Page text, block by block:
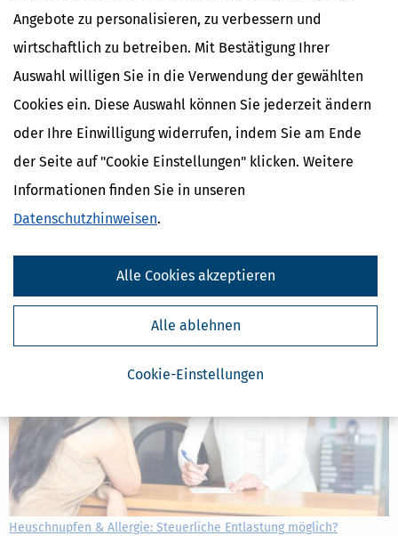
Angebote zu personalisieren, zu verbessern und
wirtschaftlich zu betreiben. Mit Bestätigung Ihrer
Auswahl willigen Sie in die Verwendung der gewählten
Cookies ein. Diese Auswahl können Sie jederzeit ändern
oder Ihre Einwilligung widerrufen, indem Sie am Ende
der Seite auf "Cookie Einstellungen" klicken. Weitere
Informationen finden Sie in unseren
Datenschutzhinweisen.
Cookie-Einstellungen
Alle ablehnen
Alle Cookies akzeptieren
Schwerbehindertenausweis: Antrag und Vergünstigungen
14.03.2026, 06:56 Uhr]Menschen mit einer geistigen oder
körperlichen Behinderung können einen
Behinderung von 50 oder mehr haben. Der Ausweis soll helfen,
Heuschnupfen & Allergie: Steuerliche Entlastung möglich?